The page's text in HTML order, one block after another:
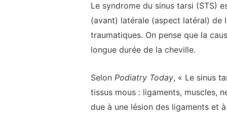
Le syndrome du sinus tarsi (STS)
(avant) latérale (aspect latéral) de
traumatiques. On pense que la
longue durée de la cheville.
Selon Podiatry Today, « Le sinus
tissus mous : ligaments, muscles,
due à une lésion des ligaments et